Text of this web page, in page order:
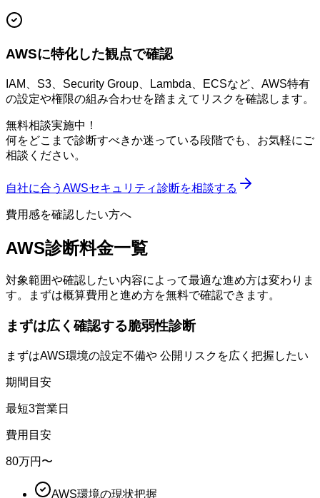
AWSに特化した観点で確認
IAM、S3、Security Group、Lambda、ECSなど、AWS特有
の設定や権限の組み合わせを踏まえてリスクを確認します。
無料相談実施中！
何をどこまで診断すべきか迷っている段階でも、お気軽にご
相談ください。
自社に合うAWSセキュリティ診断を相談する
費用感を確認したい方へ
AWS診断料金一覧
対象範囲や確認したい内容によって最適な進め方は変わりま
す。まずは概算費用と進め方を無料で確認できます。
まずは広く確認する脆弱性診断
まずはAWS環境の設定不備や 公開リスクを広く把握したい
期間目安
最短3営業日
費用目安
80万円〜
AWS環境の現状把握